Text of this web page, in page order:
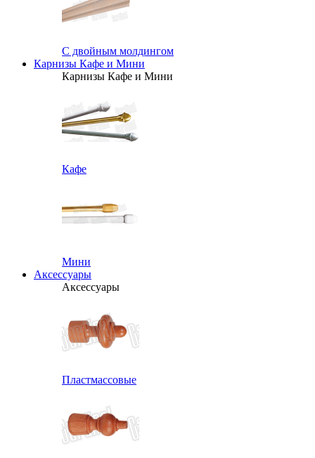
С двойным молдингом
Карнизы Кафе и Мини
Карнизы Кафе и Мини
Кафе
Мини
Аксессуары
Аксессуары
Пластмассовые